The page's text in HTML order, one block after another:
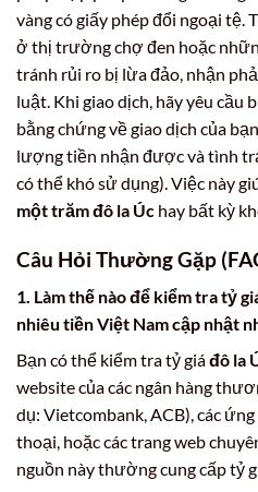
vàng có giấy phép đổi ngoại tệ.
ở thị trường chợ đen hoặc
tránh rủi ro bị lừa đảo, nhận
luật. Khi giao dịch, hãy yêu cầu
bằng chứng về giao dịch của
lượng tiền nhận được và tình
có thể khó sử dụng). Việc này
một trăm đô la Úc hay bất kỳ
Câu Hỏi Thường Gặp
1. Làm thế nào để kiểm tra tỷ
nhiêu tiền Việt Namcập nhật
Bạn có thể kiểm tra tỷ giáđô la
website của các ngân hàng
dụ: Vietcombank, ACB), các
thoại, hoặc các trang web
nguồn này thường cung cấp tỷ